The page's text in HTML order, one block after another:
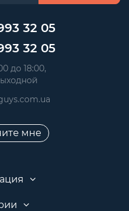
32 05
32 05
до 18:00,
мне